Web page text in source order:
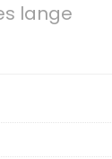
lange